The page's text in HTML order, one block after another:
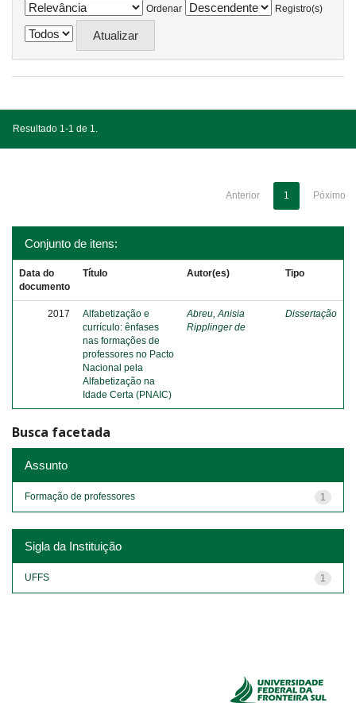
Ordenar
Registro(s)
Resultado 1-1 de 1.
Anterior 1 Póximo
Conjunto de itens:
Data do
documento
Título Autor(es) Tipo
2017
Alfabetização e
currículo: ênfases
nas formações de
professores no Pacto
Nacional pela
Alfabetização na
Idade Certa (PNAIC)
Abreu, Anisia
Ripplinger de
Dissertação
Busca facetada
Assunto
1
Formação de professores
Sigla da Instituição
1
UFFS